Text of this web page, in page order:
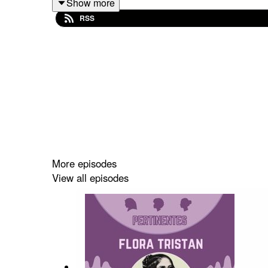
Contacts :
RSS
More episodes
View all episodes